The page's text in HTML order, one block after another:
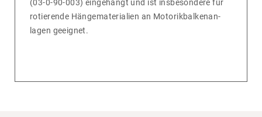
(03-0-90-003) einge­hängt und ist insbe­son­dere für
rotie­rende Hänge­ma­te­ria­lien an Moto­rik­bal­ken­an­
lagen geeignet.